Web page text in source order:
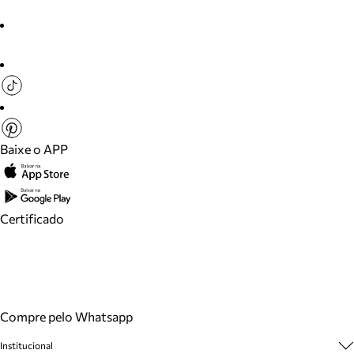
Baixe o APP
Certificado
Compre pelo Whatsapp
Institucional